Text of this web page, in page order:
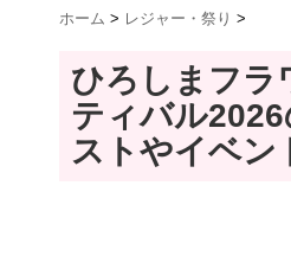
ホーム > レジャー・祭り >
ひろしまフラ
ティバル
ストやイベン